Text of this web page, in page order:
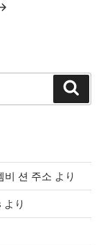
비 션 주소 より
より